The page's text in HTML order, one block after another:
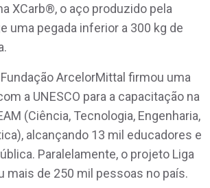
XCarb®, o aço produzido pela
uma pegada inferior a 300 kg de
ArcelorMittal firmou uma
a UNESCO para a capacitação na
(Ciência, Tecnologia, Engenharia,
alcançando 13 mil educadores e
Paralelamente, o projeto Liga
mais de 250 mil pessoas no país.